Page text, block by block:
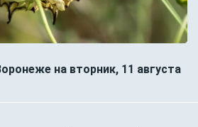
на вторник, 11 августа